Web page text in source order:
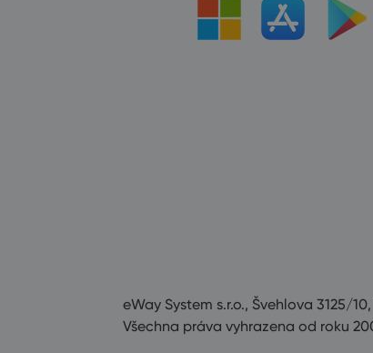
eWay System s.r.o., Švehlova 3125/
Všechna práva vyhrazena od roku